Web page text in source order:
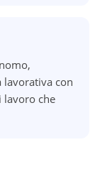
con
lavoro che